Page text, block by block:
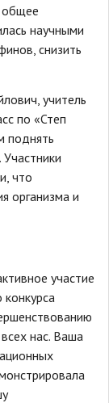
общее
научными
снизить
учитель
по «Степ
поднять
что
организма и
участие
нас. Ваша